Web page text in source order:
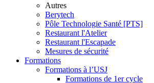
Autres
Berytech
Pôle Technologie Santé [PTS]
Restaurant l'Atelier
Restaurant l'Escapade
Mesures de sécurité
Formations
Formations à l’USJ
Formations de 1er cycle